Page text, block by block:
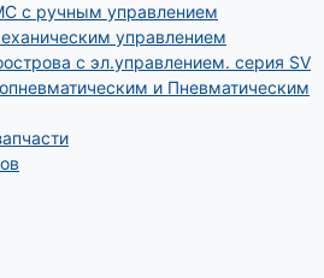
с ручным управлением
управлением
с эл.управлением. серия SV
и Пневматическим